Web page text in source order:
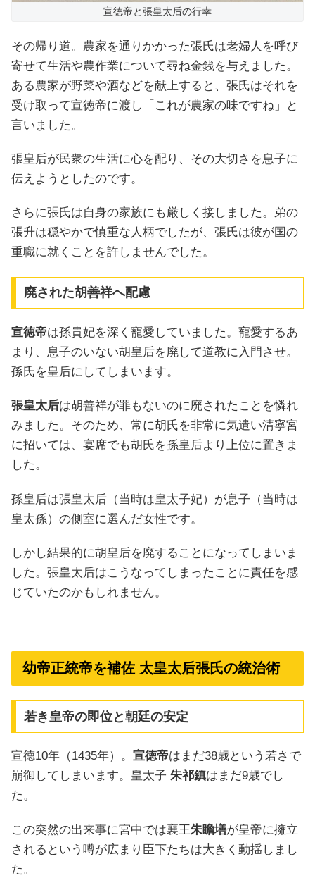
宣徳帝と張皇太后の行幸
その帰り道。農家を通りかかった張氏は老婦人を呼び
寄せて生活や農作業について尋ね金銭を与えました。
ある農家が野菜や酒などを献上すると、張氏はそれを
受け取って宣徳帝に渡し「これが農家の味ですね」と
言いました。
張皇后が民衆の生活に心を配り、その大切さを息子に
伝えようとしたのです。
さらに張氏は自身の家族にも厳しく接しました。弟の
張升は穏やかで慎重な人柄でしたが、張氏は彼が国の
重職に就くことを許しませんでした。
廃された胡善祥へ配慮
宣徳帝は孫貴妃を深く寵愛していました。寵愛するあ
まり、息子のいない胡皇后を廃して道教に入門させ。
孫氏を皇后にしてしまいます。
張皇太后は胡善祥が罪もないのに廃されたことを憐れ
みました。そのため、常に胡氏を非常に気遣い清寧宮
に招いては、宴席でも胡氏を孫皇后より上位に置きま
した。
孫皇后は張皇太后（当時は皇太子妃）が息子（当時は
皇太孫）の側室に選んだ女性です。
しかし結果的に胡皇后を廃することになってしまいま
した。張皇太后はこうなってしまったことに責任を感
じていたのかもしれません。
幼帝正統帝を補佐 太皇太后張氏の統治術
若き皇帝の即位と朝廷の安定
宣徳10年（1435年）。 宣徳帝はまだ38歳という若さで
崩御してしまいます。皇太子 朱祁鎮はまだ9歳でし
た。
この突然の出来事に宮中では襄王朱瞻墡が皇帝に擁立
されるという噂が広まり臣下たちは大きく動揺しまし
た。